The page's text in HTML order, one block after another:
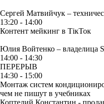
Сергей Матвийчук –
13:20 - 14:00
Контент мейкинг в ТікТок
Юлия Войтенко – владелица
14:00 - 14:30
ПЕРЕРЫВ
14:30 - 15:00
Монтаж систем
чем не пишут в учебниках
Коптелий Константин -